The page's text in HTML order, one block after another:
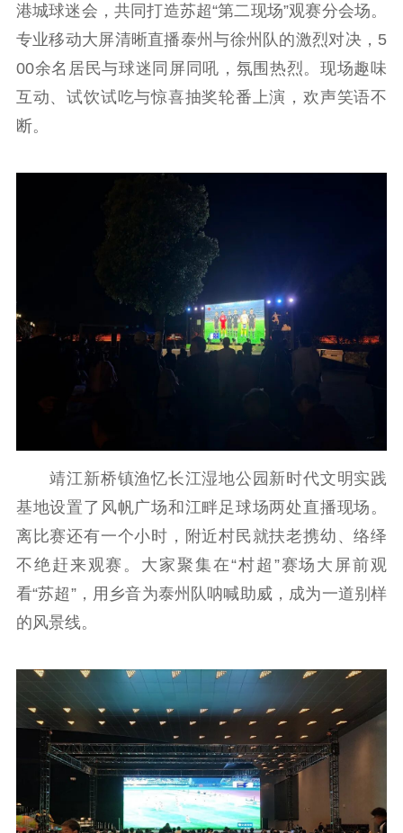
港城球迷会，共同打造苏超“第二现场”观赛分会场。
专业移动大屏清晰直播泰州与徐州队的激烈对决，5
00余名居民与球迷同屏同吼，氛围热烈。现场趣味
互动、试饮试吃与惊喜抽奖轮番上演，欢声笑语不
断。
靖江新桥镇渔忆长江湿地公园新时代文明实践
基地设置了风帆广场和江畔足球场两处直播现场。
离比赛还有一个小时，附近村民就扶老携幼、络绎
不绝赶来观赛。大家聚集在“村超”赛场大屏前观
看“苏超”，用乡音为泰州队呐喊助威，成为一道别样
的风景线。